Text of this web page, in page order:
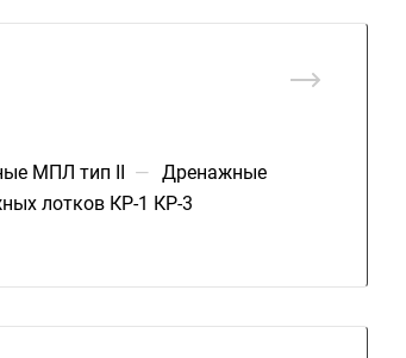
МПЛ тип II — Дренажные
лотков КР-1 КР-3